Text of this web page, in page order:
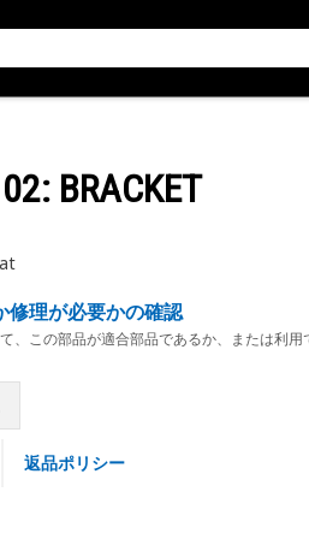
: BRACKET
修理が必要かの確認
、この部品が適合部品であるか、または利
返品ポリシー